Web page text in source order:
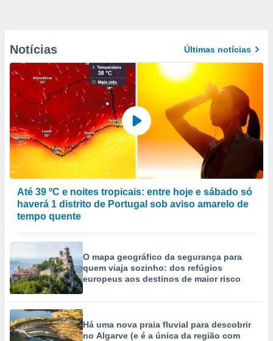
Notícias Últimas notícias
Até 39 ºC e noites tropicais: entre hoje e sábado só
haverá 1 distrito de Portugal sob aviso amarelo de
tempo quente
O mapa geográfico da segurança para
quem viaja sozinho: dos refúgios
europeus aos destinos de maior risco
Há uma nova praia fluvial para descobrir
no Algarve (e é a única da região com